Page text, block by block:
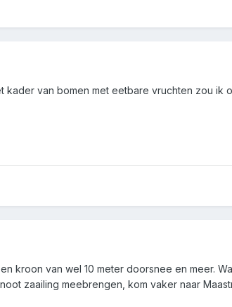
van bomen met eetbare vruchten zou ik
kroon van wel 10 meter doorsnee en meer.
zaailing meebrengen, kom vaker naar